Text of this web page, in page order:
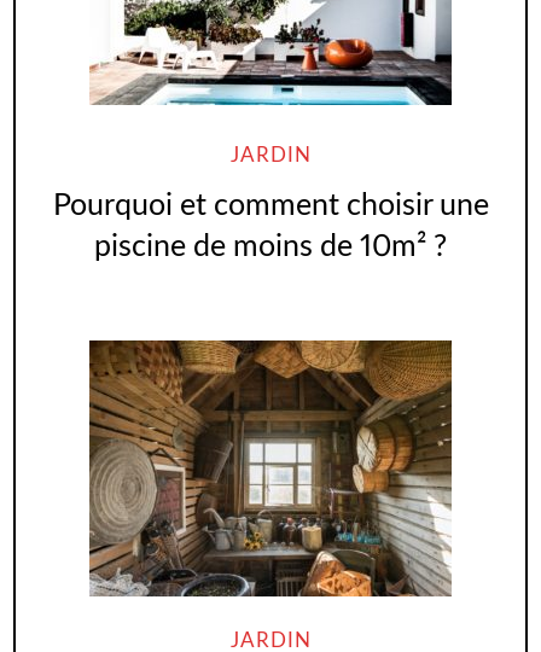
JARDIN
Pourquoi et comment choisir une
piscine de moins de 10m² ?
JARDIN